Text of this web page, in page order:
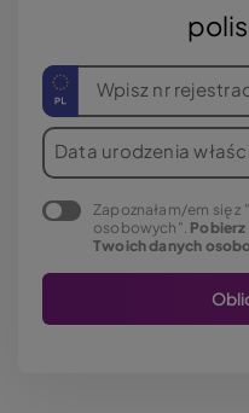
Wpisz nr
Data urodzenia
Zapoznałam/em się
osobowych".
Twoich danych